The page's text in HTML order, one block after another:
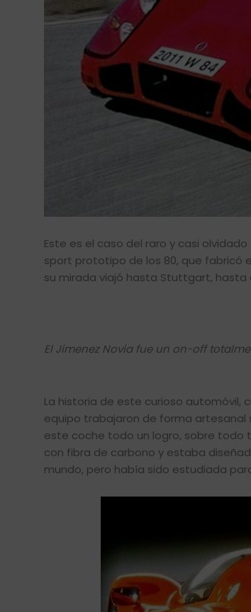
Este es el caso del raro y casi
sport prototipo de los 80, que fabricó
su mirada viajó hasta Stuttgart, hasta
El Jimenez Novia fue un on-off
La historia de este curioso automóvil,
equipo trabajaron de forma artesanal
este coche todo un logro, sobre todo
con fibra de carbono y estaba
mundo, pero había sido estudiada